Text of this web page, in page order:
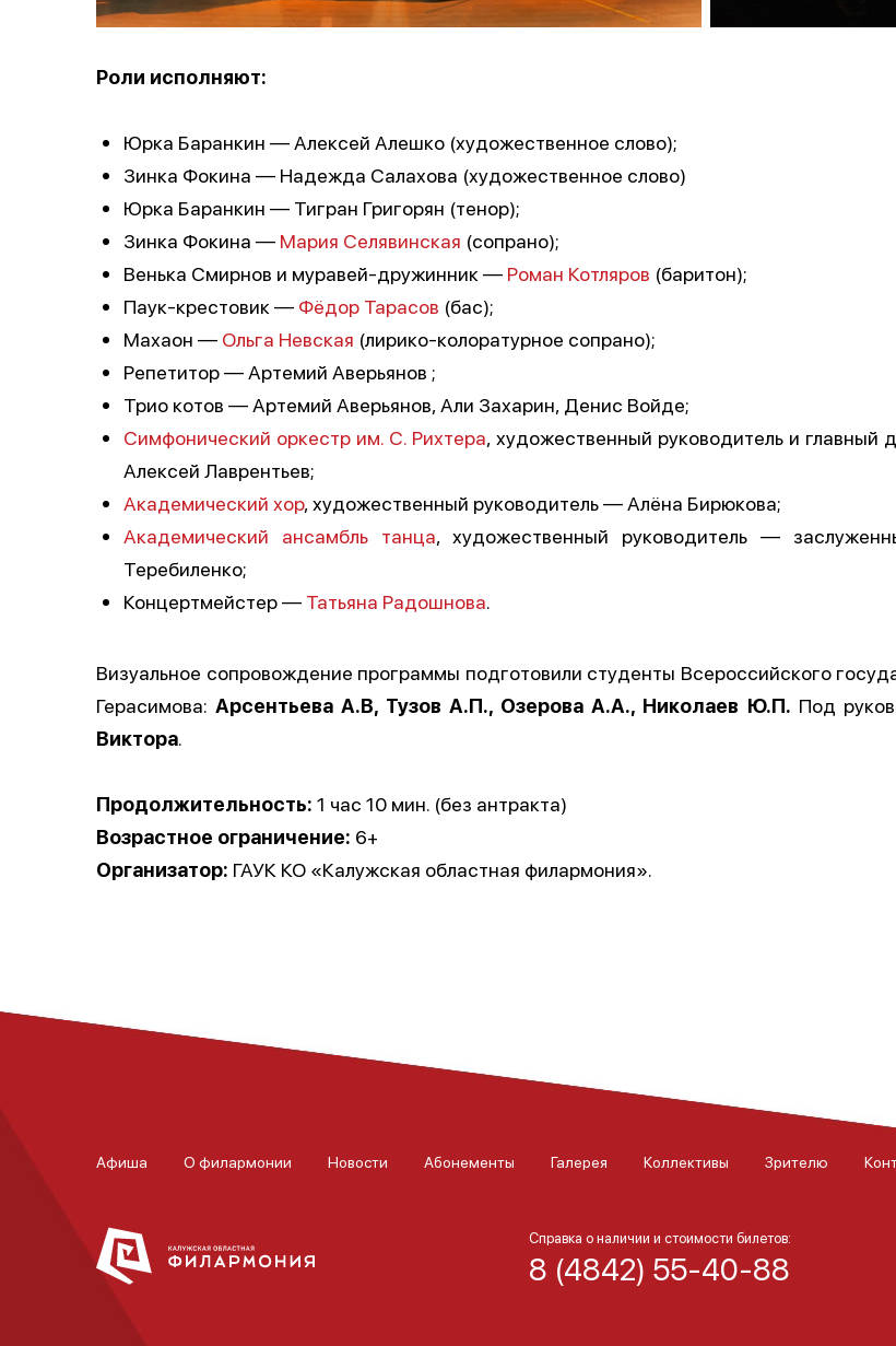
Роли исполняют:
Юрка Баранкин — Алексей Алешко (художественное слово);
Зинка Фокина — Надежда Салахова (художественное слово)
Юрка Баранкин — Тигран Григорян (тенор);
Зинка Фокина — Мария Селявинская (сопрано);
Венька Смирнов и муравей-дружинник — Роман Котляров (баритон);
Паук-крестовик — Фёдор Тарасов (бас);
Махаон — Ольга Невская (лирико-колоратурное сопрано);
Репетитор — Артемий Аверьянов ;
Трио котов — Артемий Аверьянов, Али Захарин, Денис Войде;
Симфонический оркестр им. С. Рихтера, художественный руководитель и
Алексей Лаврентьев;
Академический хор, художественный руководитель — Алёна Бирюкова;
Академический ансамбль танца, художественный руководитель —
Теребиленко;
Концертмейстер — Татьяна Радошнова.
Визуальное сопровождение программы подготовили студенты Всероссийского
Герасимова:Арсентьева А.В, Тузов А.П., Озерова А.А., Николаев Ю.П. Под
Виктора.
Продолжительность: 1 час 10 мин. (без антракта)
Возрастное ограничение: 6+
Организатор: ГАУК КО «Калужская областная филармония».
Афиша О филармонии Новости Абонементы Галерея Коллективы Зрителю
Справка о наличии и стоимости билетов:
8 (4842) 55-40-88